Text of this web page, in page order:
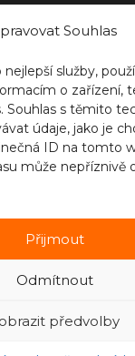
Souhlas
služby,
o zařízení,
Souhlas s těmito
údaje, jako je
ID na tomto
může nepříznivě
Přijmout
Odmítnout
předvolby
a.s.
by Sprinx